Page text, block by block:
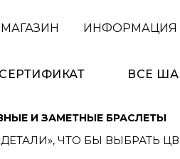
МАГАЗИН ИНФОРМАЦИЯ
СЕРТИФИКАТ ВСЕ
И ЗАМЕТНЫЕ БРАСЛЕТЫ
ЧТО БЫ ВЫБРАТЬ